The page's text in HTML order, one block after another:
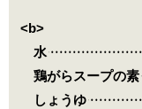
<b>
水
鶏がらスープの素
しょうゆ